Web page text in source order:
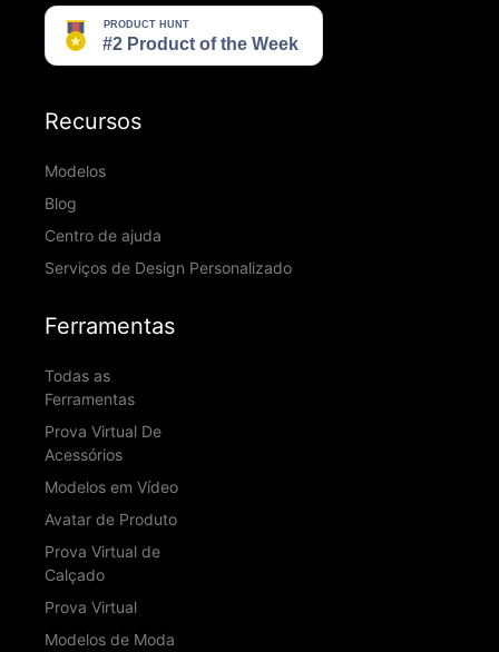
Recursos
Modelos
Blog
Centro de ajuda
Serviços de Design Personalizado
Ferramentas
Todas as
Ferramentas
Prova Virtual De
Acessórios
Modelos em Vídeo
Avatar de Produto
Prova Virtual de
Calçado
Prova Virtual
Modelos de Moda